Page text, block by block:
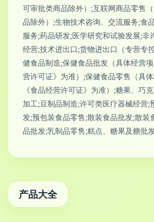
可审批类商品除外）;互联网商品零售
品除外）;生物技术咨询、交流服务;食
服务;药品研发;医学研究和试验发展;非
经营;技术进出口;货物进出口（专营专
健食品制造;保健食品批发（具体经营
营许可证》为准）;保健食品零售（具
《食品经营许可证》为准）;糖果、巧
加工;豆制品制造;许可类医疗器械经营;
发;预包装食品零售;散装食品批发;散装
品批发;乳制品零售;糕点、糖果及糖批
产品大全